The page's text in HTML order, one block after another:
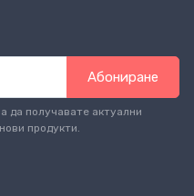
Абониране
да получавате актуални
продукти.